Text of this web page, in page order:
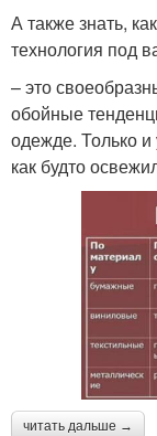
А также знать,
технология под
– это
обойные
одежде. Только
как будто
читать дальше →